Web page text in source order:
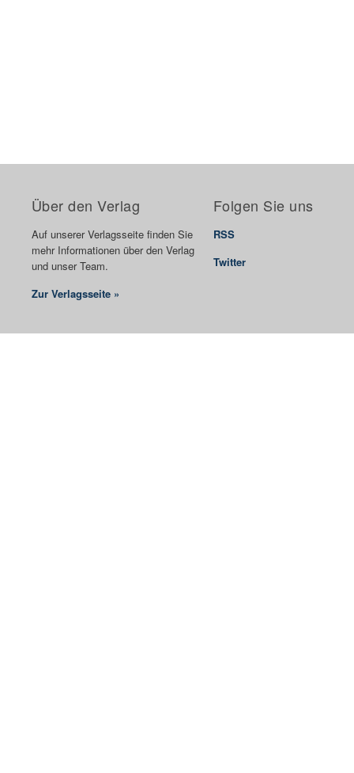
Über den Verlag
Auf unserer Verlagsseite finden Sie
mehr Informationen über den Verlag
und unser Team.
Zur Verlagsseite »
Folgen Sie uns
RSS
Twitter